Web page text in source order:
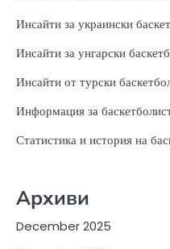
Инсайти за украински
Инсайти за унгарски
Инсайти от турски
Информация за
Статистика и история на
Архиви
December 2025